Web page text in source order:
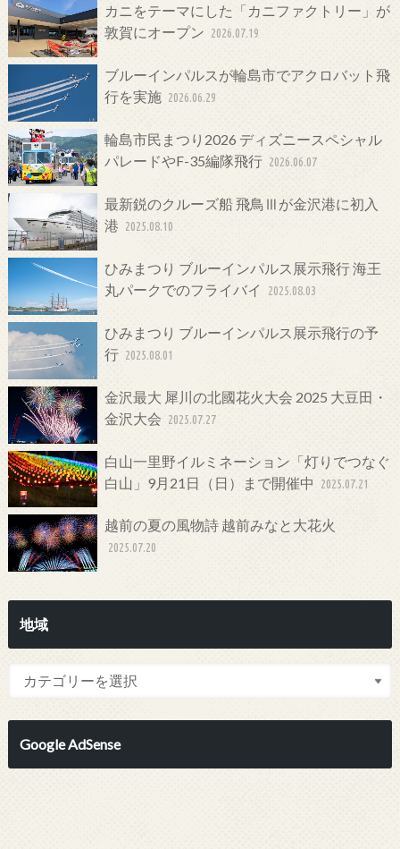
カニをテーマにした「カニファクトリー」が
敦賀にオープン 2026.07.19
ブルーインパルスが輪島市でアクロバット飛
行を実施 2026.06.29
輪島市民まつり2026 ディズニースペシャル
パレードやF-35編隊飛行 2026.06.07
最新鋭のクルーズ船 飛鳥Ⅲが金沢港に初入
港 2025.08.10
ひみまつり ブルーインパルス展示飛行 海王
丸パークでのフライバイ
2025.08.03
ひみまつり ブルーインパルス展示飛行の予
行 2025.08.01
金沢最大 犀川の北國花火大会 2025 大豆田・
金沢大会 2025.07.27
白山一里野イルミネーション「灯りでつなぐ
白山」9月21日（日）まで開催中
2025.07.21
越前の夏の風物詩 越前みなと大花火
2025.07.20
地域
Google AdSense